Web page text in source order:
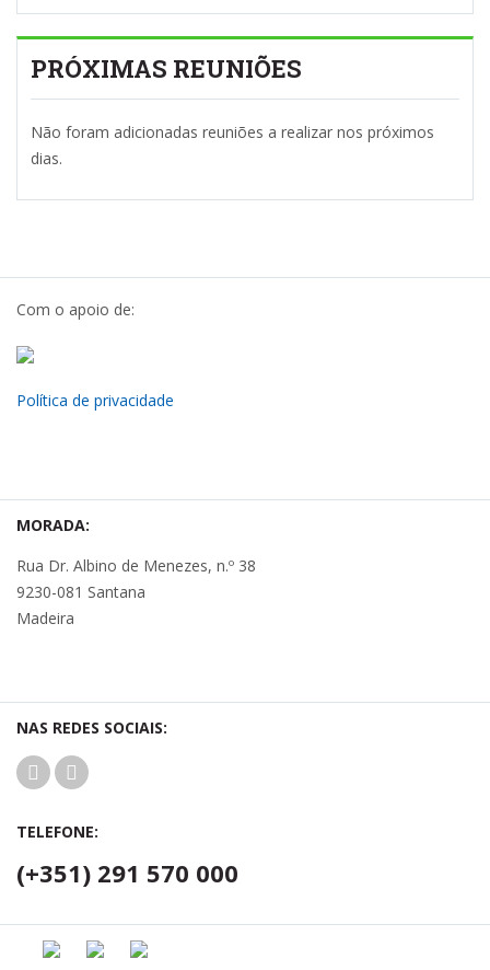
PRÓXIMAS REUNIÕES
Não foram adicionadas reuniões a realizar nos próximos
dias.
Com o apoio de:
Política de privacidade
MORADA:
Rua Dr. Albino de Menezes, n.º 38
9230-081 Santana
Madeira
NAS REDES SOCIAIS:
TELEFONE:
(+351) 291 570 000